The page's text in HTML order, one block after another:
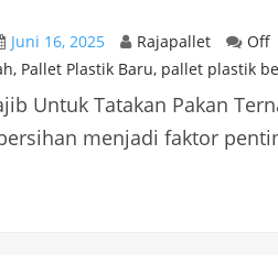
Juni 16, 2025 Rajapallet Off
, Pallet Plastik Baru, pallet plastik
Untuk Tatakan Pakan
menjadi faktor